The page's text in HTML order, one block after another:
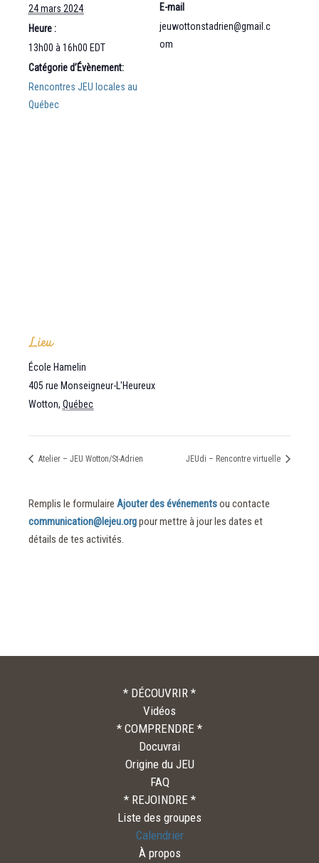
24 mars 2024
Heure :
13h00 à 16h00 EDT
Catégorie d’Évènement:
Rencontres JEU locales au
Québec
E-mail
jeuwottonstadrien@gmail.c
om
Lieu
École Hamelin
405 rue Monseigneur-L'Heureux
Wotton, Québec
Atelier – JEU Wotton/St-Adrien JEUdi – Rencontre virtuelle
Remplis le formulaire Ajouter des événementsou contacte
communication@lejeu.orgpour mettre à jour les dates et
détails de tes activités.
* DÉCOUVRIR *
Vidéos
* COMPRENDRE *
Docuvrai
Origine du JEU
FAQ
* REJOINDRE *
Liste des groupes
Calendrier
À propos